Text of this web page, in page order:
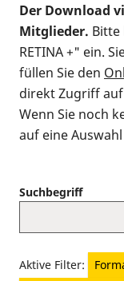
Der Download
Mitglieder. Bitte
RETINA +" ein.
füllen Sie den
direkt Zugriff
Wenn Sie noch
auf eine
Suchbegriff
Aktive Filter: